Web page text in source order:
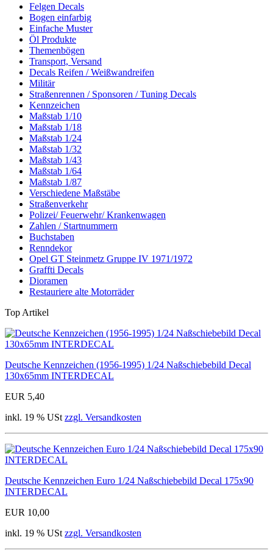
Felgen Decals
Bogen einfarbig
Einfache Muster
Öl Produkte
Themenbögen
Transport, Versand
Decals Reifen / Weißwandreifen
Militär
Straßenrennen / Sponsoren / Tuning Decals
Kennzeichen
Maßstab 1/10
Maßstab 1/18
Maßstab 1/24
Maßstab 1/32
Maßstab 1/43
Maßstab 1/64
Maßstab 1/87
Verschiedene Maßstäbe
Straßenverkehr
Polizei/ Feuerwehr/ Krankenwagen
Zahlen / Startnummern
Buchstaben
Renndekor
Opel GT Steinmetz Gruppe IV 1971/1972
Graffti Decals
Dioramen
Restauriere alte Motorräder
Top Artikel
Deutsche Kennzeichen (1956-1995) 1/24 Naßschiebebild Decal
130x65mm INTERDECAL
EUR 5,40
inkl. 19 % USt zzgl. Versandkosten
Deutsche Kennzeichen Euro 1/24 Naßschiebebild Decal 175x90
INTERDECAL
EUR 10,00
inkl. 19 % USt zzgl. Versandkosten